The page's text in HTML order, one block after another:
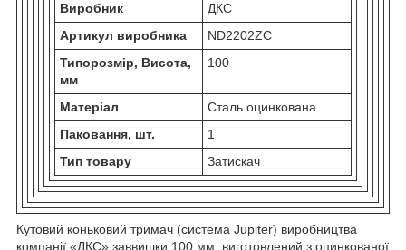
Виробник
ДКС
Артикул виробника
ND2202ZC
Типорозмір, Висота,
мм
100
Матеріал
Сталь оцинкована
Паковання, шт.
1
Тип товару
Затискач
Кутовий коньковий тримач (система Jupiter) виробництва
компанії «ДКС» заввишки 100 мм, виготовлений з оцинкованої